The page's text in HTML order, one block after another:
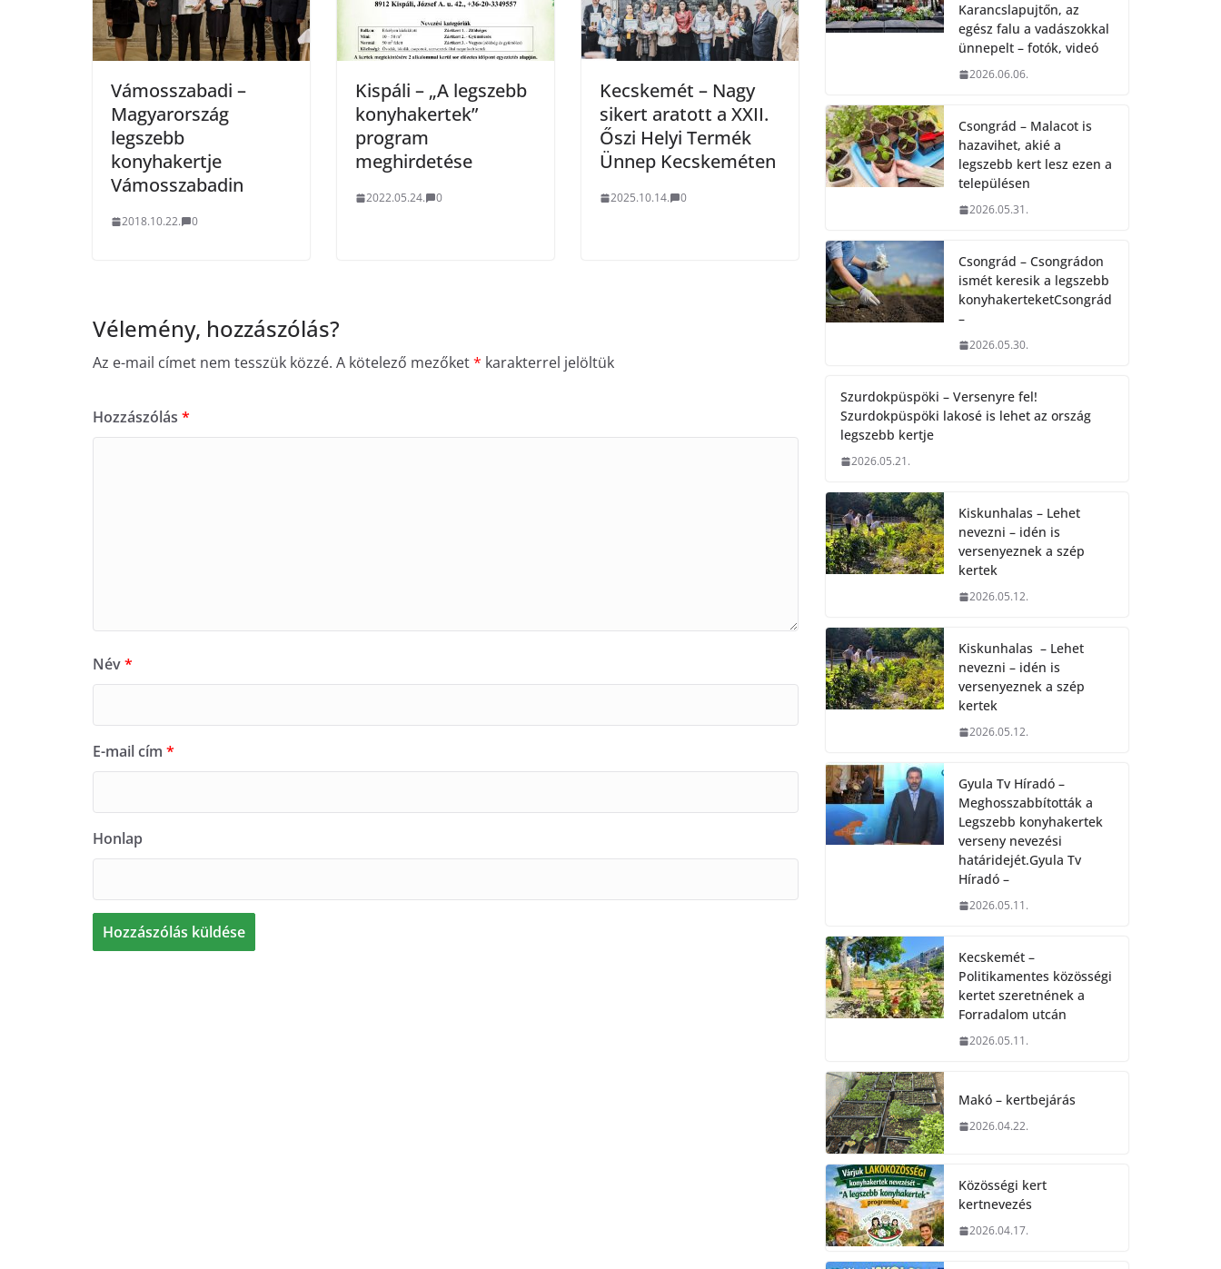
Vámosszabadi –
Magyarország
legszebb
konyhakertje
Vámosszabadin
2018.10.22. 0
Kispáli – „A legszebb
konyhakertek”
program
meghirdetése
2022.05.24. 0
Kecskemét – Nagy
sikert aratott a XXII.
Őszi Helyi Termék
Ünnep Kecskeméten
2025.10.14. 0
Vélemény, hozzászólás?
Az e-mail címet nem tesszük közzé. A kötelező mezőket* karakterrel jelöltük
Hozzászólás *
Név*
E-mail cím *
Honlap
Karancslapujtőn, az
egész falu a vadászokkal
ünnepelt – fotók, videó
2026.06.06.
Csongrád – Malacot is
hazavihet, akié a
legszebb kert lesz ezen a
településen
2026.05.31.
Csongrád – Csongrádon
ismét keresik a legszebb
konyhakerteketCsongrád
–
2026.05.30.
Szurdokpüspöki – Versenyre fel!
Szurdokpüspöki lakosé is lehet az ország
legszebb kertje
2026.05.21.
Kiskunhalas – Lehet
nevezni – idén is
versenyeznek a szép
kertek
2026.05.12.
Kiskunhalas – Lehet
nevezni – idén is
versenyeznek a szép
kertek
2026.05.12.
Gyula Tv Híradó –
Meghosszabbították a
Legszebb konyhakertek
verseny nevezési
határidejét.Gyula Tv
Híradó –
2026.05.11.
Kecskemét –
Politikamentes közösségi
kertet szeretnének a
Forradalom utcán
2026.05.11.
Makó – kertbejárás
2026.04.22.
Közösségi kert
kertnevezés
2026.04.17.